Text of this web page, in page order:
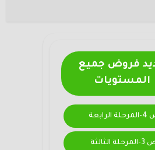
فروض جميع
المستويات